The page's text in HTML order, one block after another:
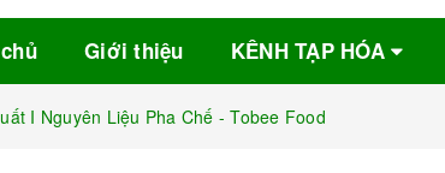
Giới thiệu KÊNH TẠP HÓA
I Nguyên Liệu Pha Chế - Tobee Food